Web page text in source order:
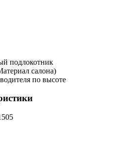
подлокотник
салона)
по высоте